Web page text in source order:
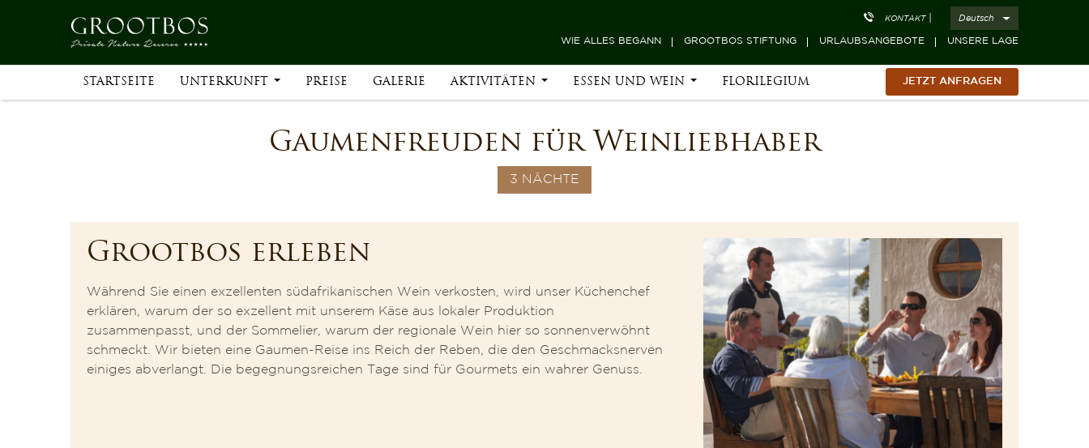
KONTAKT| Deutsch
WIE ALLES BEGANN GROOTBOS STIFTUNG URLAUBSANGEBOTE UNSERE LAGE
STARTSEITE UNTERKUNFT PREISE GALERIE AKTIVITÄTEN ESSEN UND WEIN FLORILEGIUM JETZT ANFRAGEN
Gaumenfreuden für Weinliebhaber
3 NÄCHTE
Grootbos erleben
Während Sie einen exzellenten südafrikanischen Wein verkosten, wird unser Küchenchef
erklären, warum der so exzellent mit unserem Käse aus lokaler Produktion
zusammenpasst, und der Sommelier, warum der regionale Wein hier so sonnenverwöhnt
schmeckt. Wir bieten eine Gaumen-Reise ins Reich der Reben, die den Geschmacksnerven
einiges abverlangt. Die begegnungsreichen Tage sind für Gourmets ein wahrer Genuss.